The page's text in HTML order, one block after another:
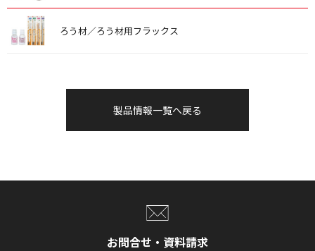
ろう材／ろう材用フラックス
製品情報一覧へ戻る
お問合せ・資料請求